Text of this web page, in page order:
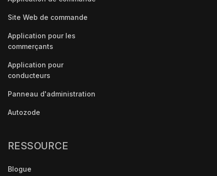
Site Web de commande
Application pour les
commerçants
Application pour
conducteurs
Panneau d'administration
Autozode
RESSOURCE
Blogue